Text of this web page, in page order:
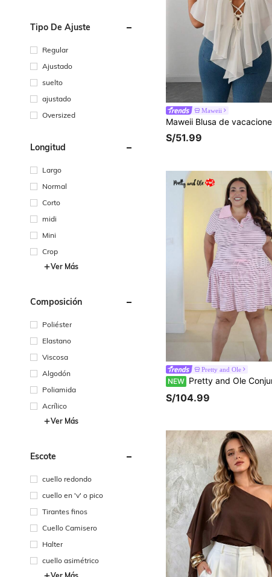
Tipo De Ajuste
Regular
Ajustado
suelto
ajustado
Oversized
Longitud
Largo
Normal
Corto
midi
Mini
Crop
Ver Más
Composición
Poliéster
Elastano
Viscosa
Algodón
Poliamida
Acrílico
Ver Más
Escote
cuello redondo
cuello en 'v' o pico
Tirantes finos
Cuello Camisero
Halter
cuello asimétrico
Maweii
S/51.99
Pretty and Ole
NEW Pretty and Ole Conjunto de 2 piezas de camiseta de manga corta a rayas y minifalda casual y
S/104.99